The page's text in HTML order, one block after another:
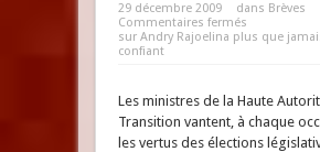
29 décembre 2009 dans Brèves
Commentaires fermés
sur Andry Rajoelina plus que
confiant
Les ministres de la Haute
Transition vantent, à chaque
les vertus des élections